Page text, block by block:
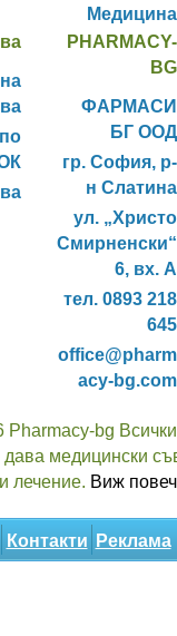
Медицина
PHARMACY-
BG
ФАРМАСИ
БГ ООД
гр. София, р-
н Слатина
ул. „Христо
Смирненски“
6, вх. А
тел. 0893 218
645
office@pharm
acy-bg.com
Pharmacy-bg
медицински
лечение. Виж
Контакти Реклама